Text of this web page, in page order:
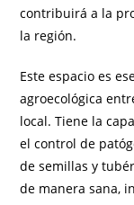
contribuirá a la
la región.
Este espacio es
agroecológica
local. Tiene la
el control de
de semillas y
de manera sana,